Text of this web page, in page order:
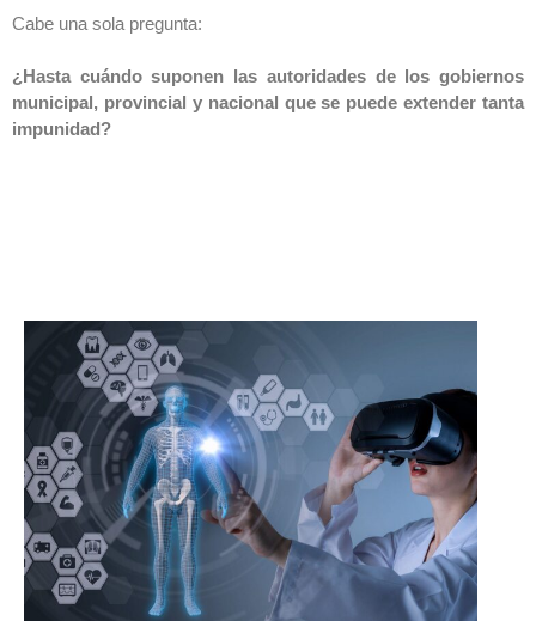
Cabe una sola pregunta:
¿Hasta cuándo suponen las autoridades de los gobiernos
municipal, provincial y nacional que se puede extender tanta
impunidad?